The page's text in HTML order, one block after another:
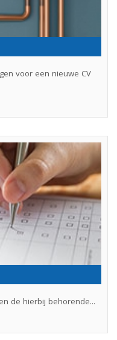
voor een nieuwe CV
de hierbij behorende...